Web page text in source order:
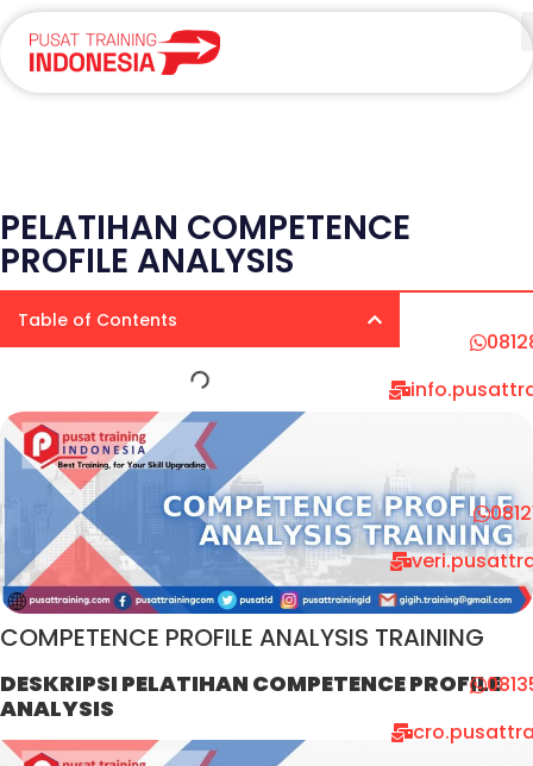
PELATIHAN COMPETENCE
PROFILE ANALYSIS
Table of Contents
COMPETENCE PROFILE ANALYSIS TRAINING
DESKRIPSI PELATIHAN COMPETENCE PROFILE
ANALYSIS